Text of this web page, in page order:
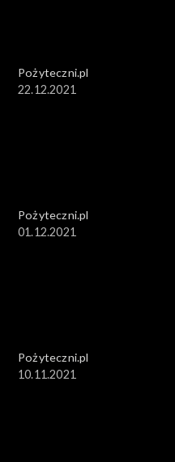
Pożyteczni.pl
22.12.2021
Pożyteczni.pl
01.12.2021
Pożyteczni.pl
10.11.2021